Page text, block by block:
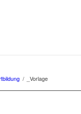
/ _Vorlage